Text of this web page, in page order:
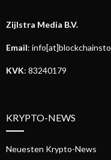
Zijlstra Media B.V.
Email:
KVK: 83240179
KRYPTO-NEWS
Neuesten Krypto-News